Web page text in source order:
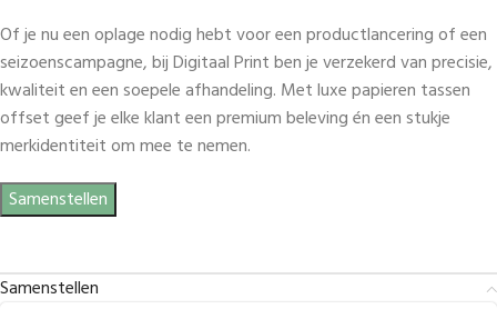
Of je nu een oplage nodig hebt voor een productlancering of een
seizoenscampagne, bij Digitaal Print ben je verzekerd van precisie,
kwaliteit en een soepele afhandeling. Met luxe papieren tassen
offset geef je elke klant een premium beleving én een stukje
merkidentiteit om mee te nemen.
Samenstellen
Samenstellen